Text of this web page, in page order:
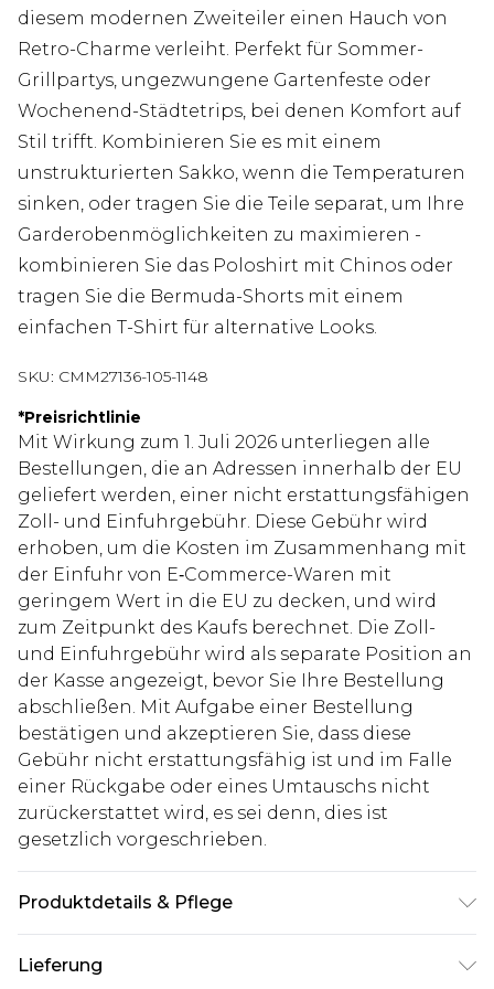
diesem modernen Zweiteiler einen Hauch von
Retro-Charme verleiht. Perfekt für Sommer-
Grillpartys, ungezwungene Gartenfeste oder
Wochenend-Städtetrips, bei denen Komfort auf
Stil trifft. Kombinieren Sie es mit einem
unstrukturierten Sakko, wenn die Temperaturen
sinken, oder tragen Sie die Teile separat, um Ihre
Garderobenmöglichkeiten zu maximieren -
kombinieren Sie das Poloshirt mit Chinos oder
tragen Sie die Bermuda-Shorts mit einem
einfachen T-Shirt für alternative Looks.
SKU: CMM27136-105-1148
*Preisrichtlinie
Mit Wirkung zum 1. Juli 2026 unterliegen alle
Bestellungen, die an Adressen innerhalb der EU
geliefert werden, einer nicht erstattungsfähigen
Zoll- und Einfuhrgebühr. Diese Gebühr wird
erhoben, um die Kosten im Zusammenhang mit
der Einfuhr von E‑Commerce-Waren mit
geringem Wert in die EU zu decken, und wird
zum Zeitpunkt des Kaufs berechnet. Die Zoll-
und Einfuhrgebühr wird als separate Position an
der Kasse angezeigt, bevor Sie Ihre Bestellung
abschließen. Mit Aufgabe einer Bestellung
bestätigen und akzeptieren Sie, dass diese
Gebühr nicht erstattungsfähig ist und im Falle
einer Rückgabe oder eines Umtauschs nicht
zurückerstattet wird, es sei denn, dies ist
gesetzlich vorgeschrieben.
Produktdetails & Pflege
UK-Größe L/34
Lieferung